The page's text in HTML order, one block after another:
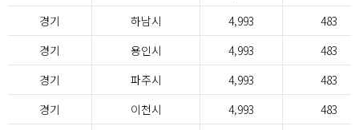
경기
하남시 4,993
483
경기
용인시 4,993
483
경기
파주시 4,993
483
경기
이천시 4,993
483